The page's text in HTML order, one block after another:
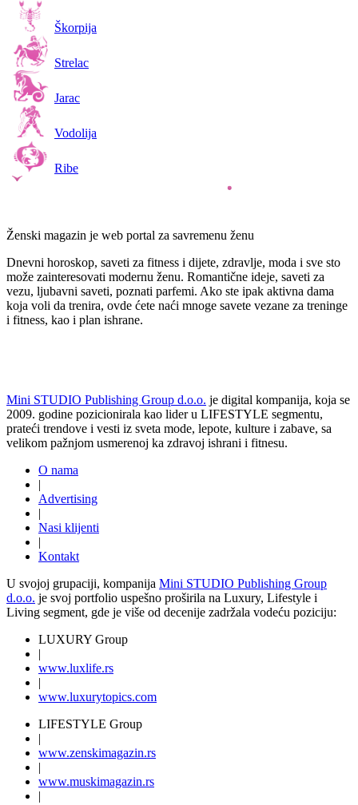
Škorpija
Strelac
Jarac
Vodolija
Ribe
Ženski magazin je web portal za savremenu ženu
Dnevni horoskop, saveti za fitness i dijete, zdravlje, moda i sve sto
može zainteresovati modernu ženu. Romantične ideje, saveti za
vezu, ljubavni saveti, poznati parfemi. Ako ste ipak aktivna dama
koja voli da trenira, ovde ćete naći mnoge savete vezane za treninge
i fitness, kao i plan ishrane.
Mini STUDIO Publishing Group d.o.o. je digital kompanija, koja se
2009. godine pozicionirala kao lider u LIFESTYLE segmentu,
prateći trendove i vesti iz sveta mode, lepote, kulture i zabave, sa
velikom pažnjom usmerenoj ka zdravoj ishrani i fitnesu.
O nama
|
Advertising
|
Nasi klijenti
|
Kontakt
U svojoj grupaciji, kompanija Mini STUDIO Publishing Group
d.o.o. je svoj portfolio uspešno proširila na Luxury, Lifestyle i
Living segment, gde je više od decenije zadržala vodeću poziciju:
LUXURY Group
|
www.luxlife.rs
|
www.luxurytopics.com
LIFESTYLE Group
|
www.zenskimagazin.rs
|
www.muskimagazin.rs
|